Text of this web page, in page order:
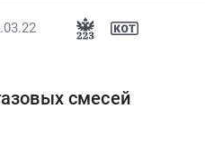
смесей